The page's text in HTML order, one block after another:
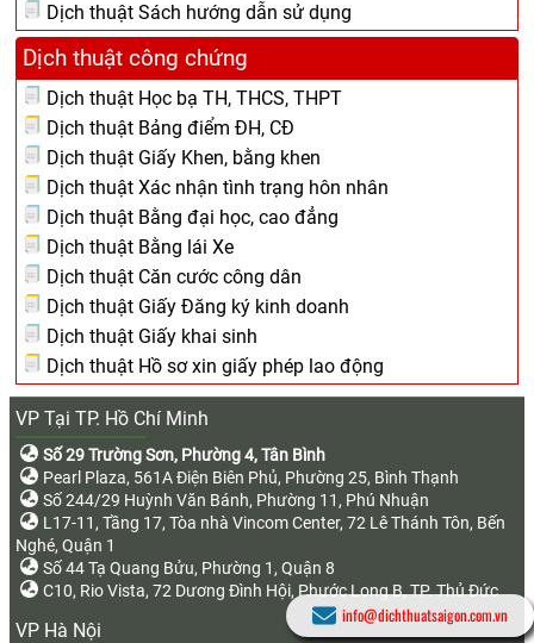
Dịch thuật Sách hướng dẫn sử dụng
Dịch thuật công chứng
Dịch thuật Học bạ TH, THCS, THPT
Dịch thuật Bảng điểm ĐH, CĐ
Dịch thuật Giấy Khen, bằng khen
Dịch thuật Xác nhận tình trạng hôn nhân
Dịch thuật Bằng đại học, cao đẳng
Dịch thuật Bằng lái Xe
Dịch thuật Căn cước công dân
Dịch thuật Giấy Đăng ký kinh doanh
Dịch thuật Giấy khai sinh
Dịch thuật Hồ sơ xin giấy phép lao động
VP Tại TP. Hồ Chí Minh
Số 29 Trường Sơn, Phường 4, Tân Bình
Pearl Plaza, 561A Điện Biên Phủ, Phường 25, Bình Thạnh
Số 244/29 Huỳnh Văn Bánh, Phường 11, Phú Nhuận
L17-11, Tầng 17, Tòa nhà Vincom Center, 72 Lê Thánh Tôn, Bến
Nghé, Quận 1
Số 44 Tạ Quang Bửu, Phường 1, Quận 8
C10, Rio Vista, 72 Dương Đình Hội, Phước Long B, TP. Thủ Đức
VP Hà Nội
info@dichthuatsaigon.com.vn